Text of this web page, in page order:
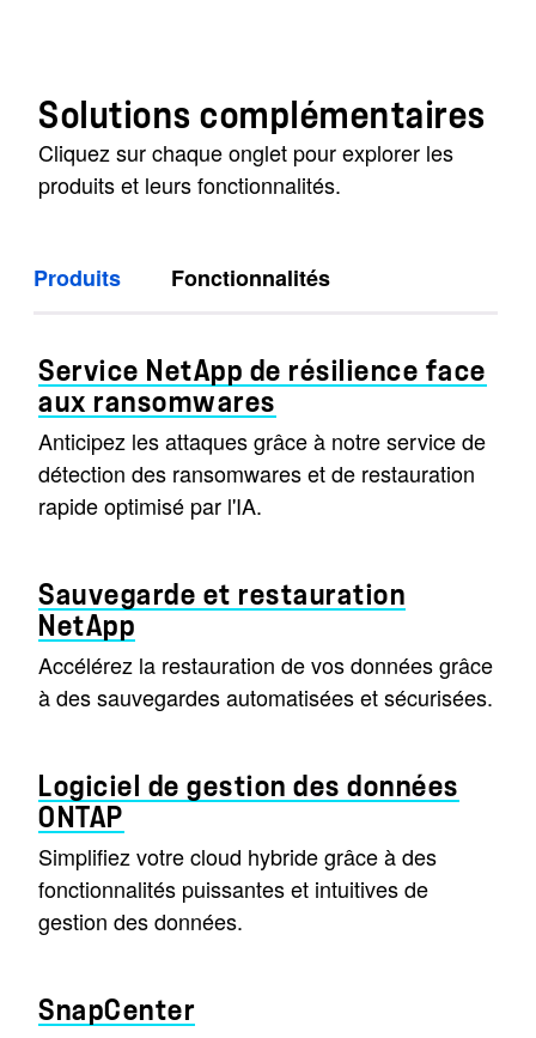
Solutions complémentaires
Cliquez sur chaque onglet pour explorer les
produits et leurs fonctionnalités.
Produits Fonctionnalités
Service NetApp de résilience face
aux ransomwares
Anticipez les attaques grâce à notre service de
détection des ransomwares et de restauration
rapide optimisé par l'IA.
Sauvegarde et restauration
NetApp
Accélérez la restauration de vos données grâce
à des sauvegardes automatisées et sécurisées.
Logiciel de gestion des données
ONTAP
Simplifiez votre cloud hybride grâce à des
fonctionnalités puissantes et intuitives de
gestion des données.
SnapCenter